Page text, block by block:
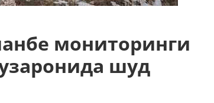
мониторинги
шуд